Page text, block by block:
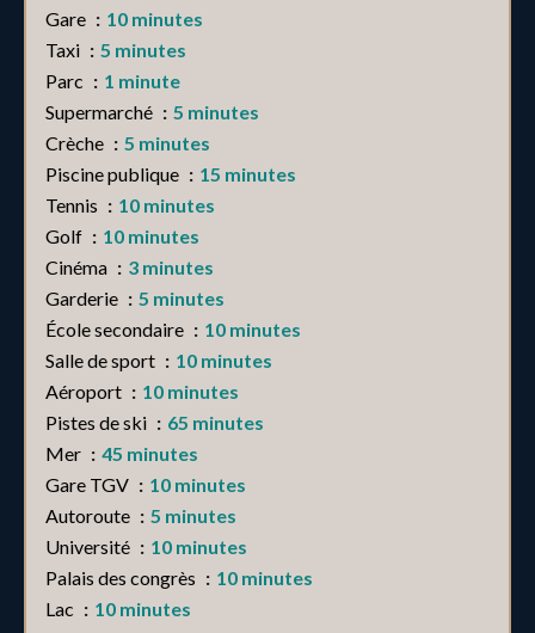
Gare
10 minutes
Taxi
5 minutes
Parc
1 minute
Supermarché
5 minutes
Crèche
5 minutes
Piscine publique
15 minutes
Tennis
10 minutes
Golf
10 minutes
Cinéma
3 minutes
Garderie
5 minutes
École secondaire
10 minutes
Salle de sport
10 minutes
Aéroport
10 minutes
Pistes de ski
65 minutes
Mer
45 minutes
Gare TGV
10 minutes
Autoroute
5 minutes
Université
10 minutes
Palais des congrès
10 minutes
Lac
10 minutes